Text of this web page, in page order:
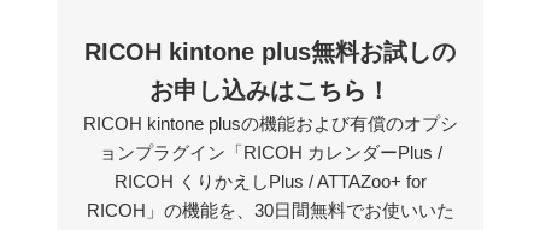
RICOH kintone plus無料お試しの
お申し込みはこちら！
RICOH kintone plusの機能および有償のオプシ
ョンプラグイン「RICOH カレンダーPlus /
RICOH くりかえしPlus / ATTAZoo+ for
RICOH」の機能を、30⽇間無料でお使いいた